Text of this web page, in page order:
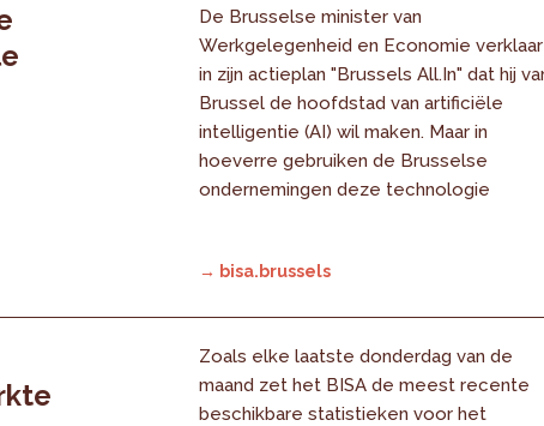
De Brusselse minister van
Werkgelegenheid en Economie
in zijn actieplan "Brussels All.In" dat hij
Brussel de hoofdstad van artificiële
intelligentie (AI) wil maken. Maar in
hoeverre gebruiken de Brusselse
ondernemingen deze technologie
→ bisa.brussels
Zoals elke laatste donderdag van de
maand zet het BISA de meest recente
beschikbare statistieken voor het